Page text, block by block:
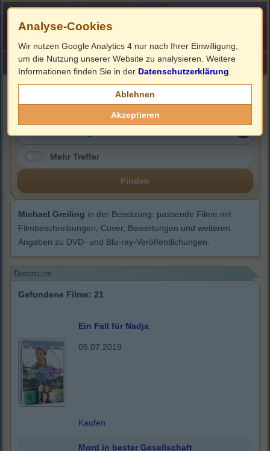
HOME ImpressumLinks
Michael Greiling
Mehr Treffer
Finden
Michael Greiling in der Besetzung: passende Filme mit
Filmbeschreibungen, Cover, Bewertungen und weiteren
Angaben zu DVD- und Blu-ray-Veröffentlichungen.
Darsteller
Gefundene Filme: 21
Ein Fall für Nadja
05.07.2019
Kaufen
Mord in bester Gesellschaft
Analyse-Cookies
Wir nutzen Google Analytics 4 nur nach Ihrer Einwilligung,
um die Nutzung unserer Website zu analysieren. Weitere
Informationen finden Sie in der Datenschutzerklärung
Ablehnen
Akzeptieren